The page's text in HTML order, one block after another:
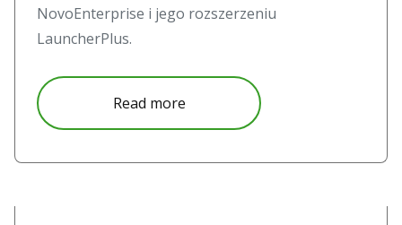
NovoEnterprise i jego rozszerzeniu
LauncherPlus.
Read moreabout Dostęp do Wi-Fi dla